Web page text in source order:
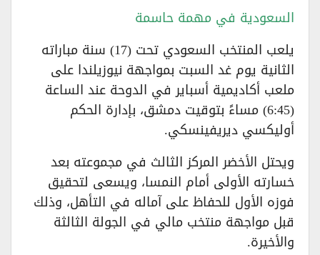
السعودية في مهمة حاسمة
يلعب المنتخب السعودي تحت (17) سنة مباراته
الثانية يوم غد السبت بمواجهة نيوزيلندا على
ملعب أكاديمية أسباير في الدوحة عند الساعة
(6:45) مساءً بتوقيت دمشق، بإدارة الحكم
أوليكسي ديريفينسكي.
ويحتل الأخضر المركز الثالث في مجموعته بعد
خسارته الأولى أمام النمسا، ويسعى لتحقيق
فوزه الأول للحفاظ على آماله في التأهل، وذلك
قبل مواجهة منتخب مالي في الجولة الثالثة
والأخيرة.